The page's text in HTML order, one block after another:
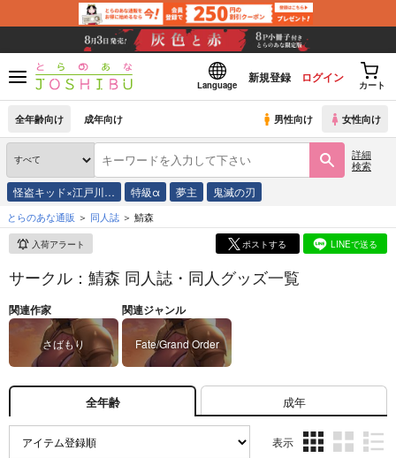
Language
新規登録 ログイン
カート
全年齢向け 成年向け 男性向け 女性向け
詳細
検索
怪盗キッド×江戸川… 特級α 夢主 鬼滅の刃
とらのあな通販 同人誌 鯖森
入荷アラート ポストする LINEで送る
サークル：鯖森 同人誌・同人グッズ一覧
関連作家
さばもり
関連ジャンル
Fate/Grand Order
全年齢 成年
表示